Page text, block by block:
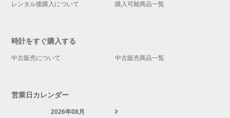
レンタル後購入について 購入可能商品一覧
時計をすぐ購入する
中古販売について 中古販売商品一覧
営業日カレンダー
2026年08月